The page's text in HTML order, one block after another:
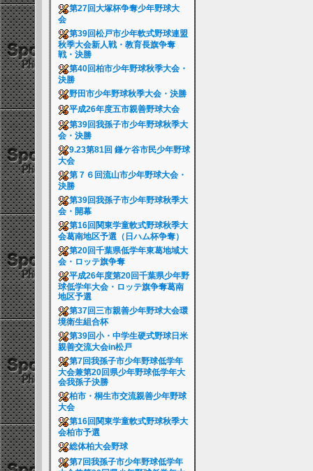
第27回大塚杯争奪少年野球大
会
第39回松戸市少年軟式野球連盟
秋季大会新人戦・教育長旗争奪
戦・決勝
第40回柏市少年野球秋季大会・
決勝
野田市少年野球秋季大会・決勝
平成26年度五市親善野球大会
第39回我孫子市少年野球秋季大
会・決勝
9.23第81回 鎌ケ谷市民少年野球
大会
第７６回流山市少年野球大会・
決勝
第39回我孫子市少年野球秋季大
会・開幕
第16回関東学童軟式野球秋季大
会葛南地区予選（日ハム杯争奪）
第20回千葉県低学年東葛地域大
会・ロッテ旗争奪
平成26年度第20回千葉県少年野
球低学年大会・ロッテ旗争奪葛南
地区予選
第37回三市親善少年野球大会環
境衛生組合杯
第39回小・中学生硬式野球日米
親善交流大会in松戸
第7回我孫子市少年野球低学年
大会兼第20回県少年野球低学年大
会我孫子決勝
柏市・桐生市交流親善少年野球
大会
第16回関東学童軟式野球秋季大
会柏市予選
総体柏大会野球
第7回我孫子市少年野球低学年